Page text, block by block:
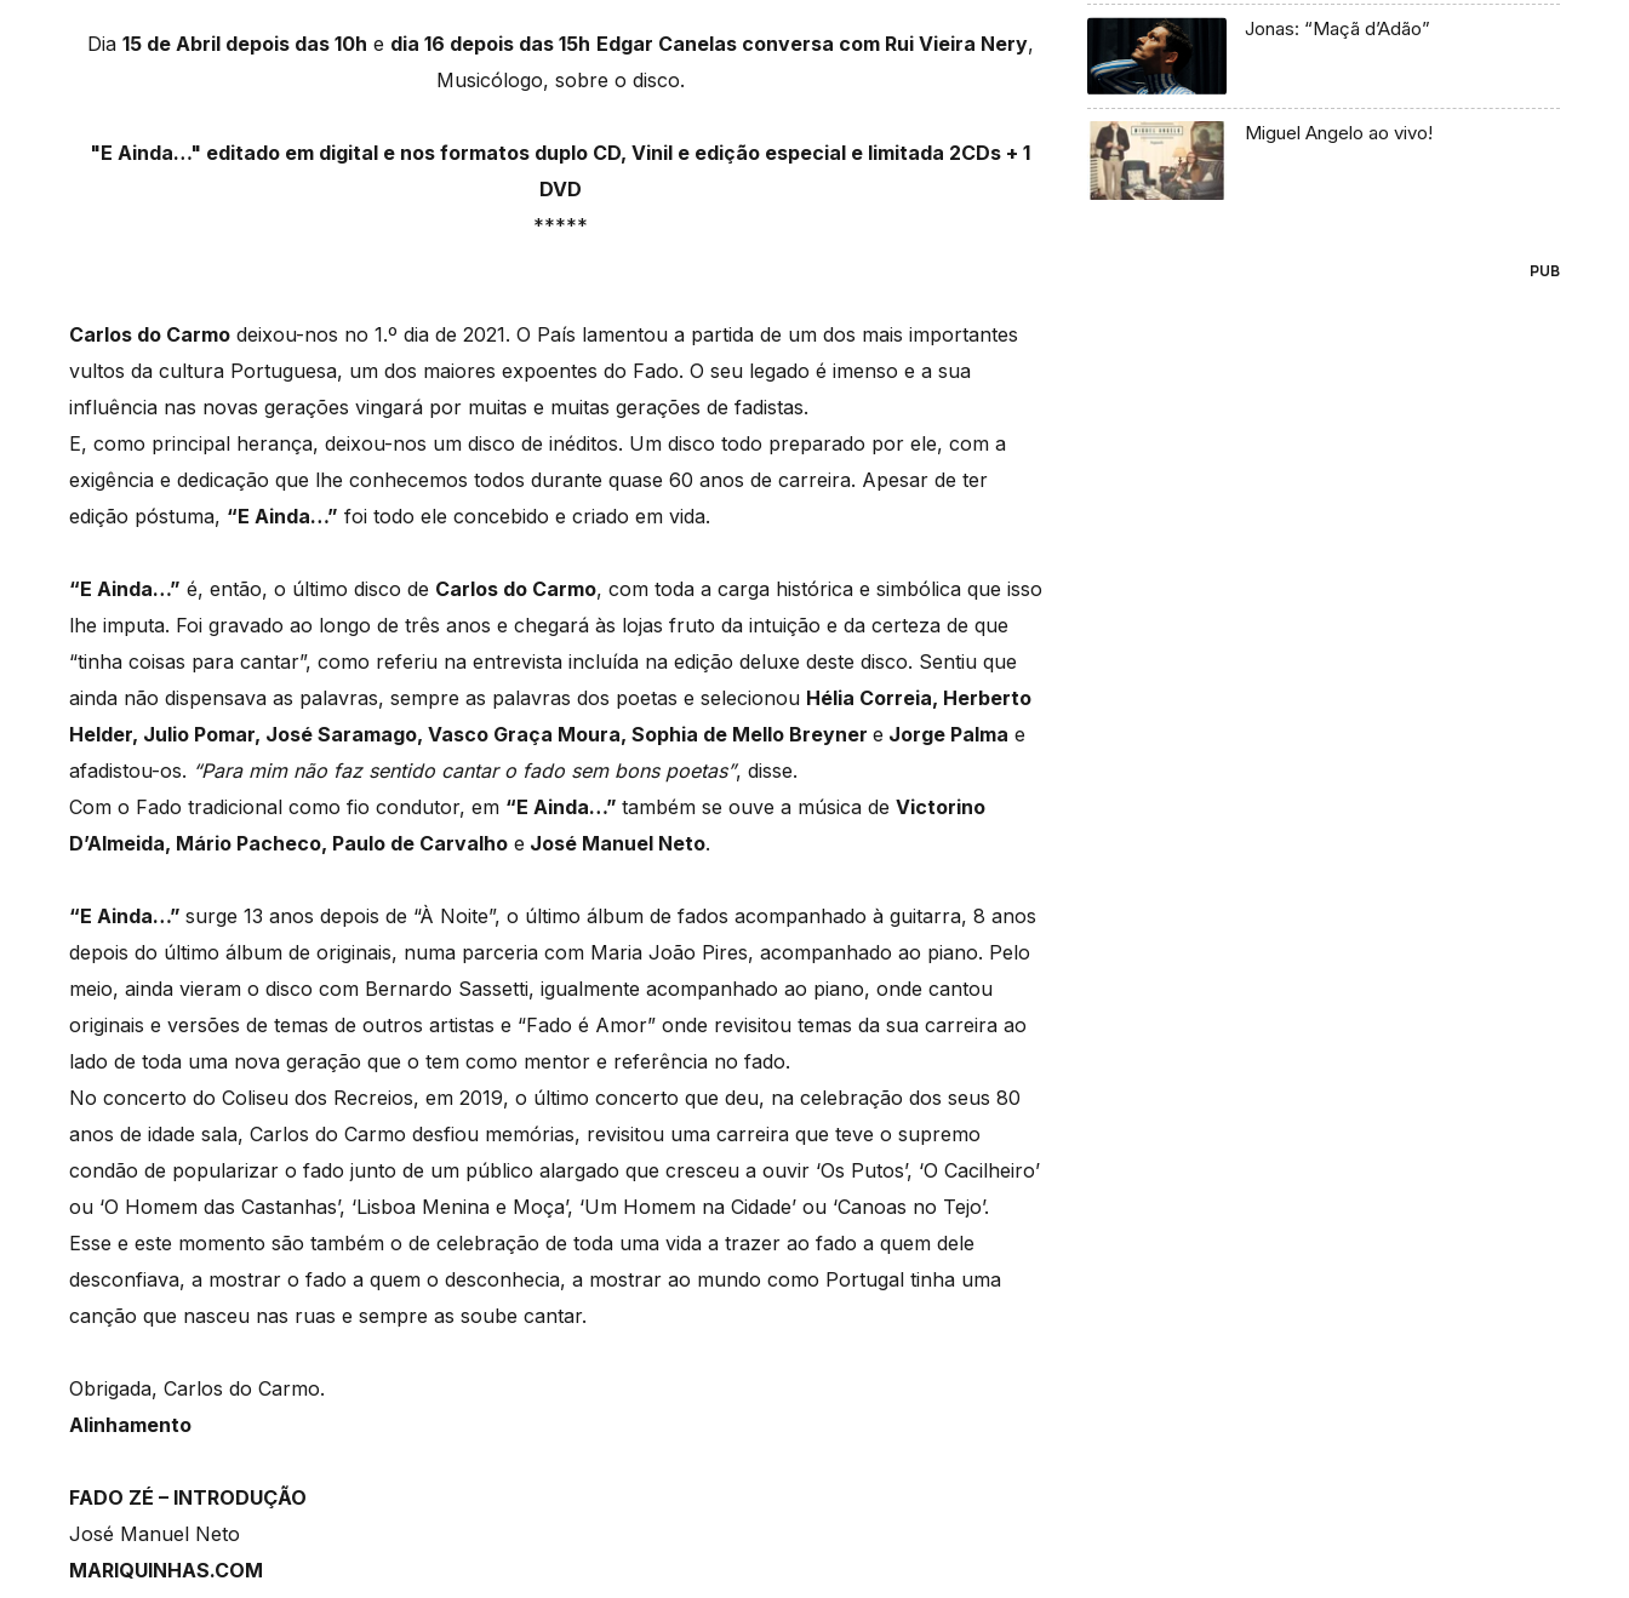
Dia 15 de Abril depois das 10h e dia 16 depois das 15h Edgar Canelas conversa com Rui Vieira Nery,
Musicólogo, sobre o disco.
"E Ainda…" editado em digital e nos formatos duplo CD, Vinil e edição especial e limitada 2CDs + 1
DVD
*****
Carlos do Carmo deixou-nos no 1.º dia de 2021. O País lamentou a partida de um dos mais importantes
vultos da cultura Portuguesa, um dos maiores expoentes do Fado. O seu legado é imenso e a sua
influência nas novas gerações vingará por muitas e muitas gerações de fadistas.
E, como principal herança, deixou-nos um disco de inéditos. Um disco todo preparado por ele, com a
exigência e dedicação que lhe conhecemos todos durante quase 60 anos de carreira. Apesar de ter
edição póstuma, “E Ainda…” foi todo ele concebido e criado em vida.
“E Ainda…” é, então, o último disco de Carlos do Carmo, com toda a carga histórica e simbólica que isso
lhe imputa. Foi gravado ao longo de três anos e chegará às lojas fruto da intuição e da certeza de que
“tinha coisas para cantar”, como referiu na entrevista incluída na edição deluxe deste disco. Sentiu que
ainda não dispensava as palavras, sempre as palavras dos poetas e selecionou Hélia Correia, Herberto
Helder, Julio Pomar, José Saramago, Vasco Graça Moura, Sophia de Mello Breyner e Jorge Palma e
afadistou-os. “Para mim não faz sentido cantar o fado sem bons poetas”, disse.
Com o Fado tradicional como fio condutor, em “E Ainda…” também se ouve a música de Victorino
D’Almeida, Mário Pacheco, Paulo de Carvalho e José Manuel Neto.
“E Ainda…” surge 13 anos depois de “À Noite”, o último álbum de fados acompanhado à guitarra, 8 anos
depois do último álbum de originais, numa parceria com Maria João Pires, acompanhado ao piano. Pelo
meio, ainda vieram o disco com Bernardo Sassetti, igualmente acompanhado ao piano, onde cantou
originais e versões de temas de outros artistas e “Fado é Amor” onde revisitou temas da sua carreira ao
lado de toda uma nova geração que o tem como mentor e referência no fado.
No concerto do Coliseu dos Recreios, em 2019, o último concerto que deu, na celebração dos seus 80
anos de idade sala, Carlos do Carmo desfiou memórias, revisitou uma carreira que teve o supremo
condão de popularizar o fado junto de um público alargado que cresceu a ouvir ‘Os Putos’, ‘O Cacilheiro’
ou ‘O Homem das Castanhas’, ‘Lisboa Menina e Moça’, ‘Um Homem na Cidade’ ou ‘Canoas no Tejo’.
Esse e este momento são também o de celebração de toda uma vida a trazer ao fado a quem dele
desconfiava, a mostrar o fado a quem o desconhecia, a mostrar ao mundo como Portugal tinha uma
canção que nasceu nas ruas e sempre as soube cantar.
Obrigada, Carlos do Carmo.
Alinhamento
FADO ZÉ – INTRODUÇÃO
José Manuel Neto
MARIQUINHAS.COM
Jonas: “Maçã d’Adão”
Miguel Angelo ao vivo!
PUB